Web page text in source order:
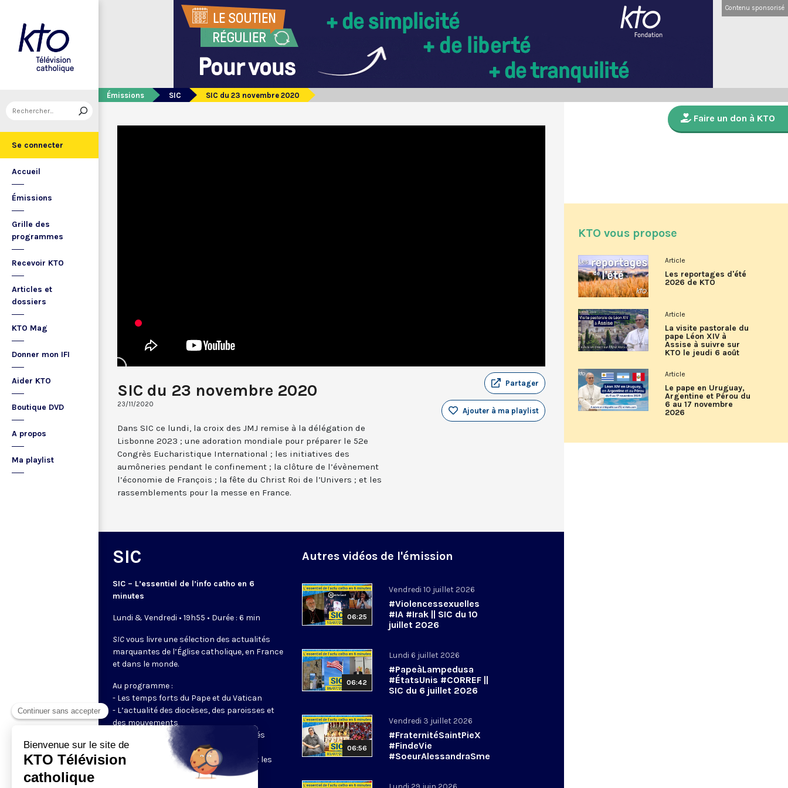
Se connecter
Accueil
Émissions
Grille des
programmes
Recevoir KTO
Articles et
dossiers
KTO Mag
Donner mon IFI
Aider KTO
Boutique DVD
A propos
Ma playlist
Contenu sponsorisé
Émissions SIC SIC du 23 novembre 2020
SIC du 23 novembre 2020
23/11/2020
Partager
Ajouter à ma playlist
Dans SIC ce lundi, la croix des JMJ remise à la délégation de
Lisbonne 2023 ; une adoration mondiale pour préparer le 52e
Congrès Eucharistique International ; les initiatives des
aumôneries pendant le confinement ; la clôture de l’évènement
l’économie de François ; la fête du Christ Roi de l’Univers ; et les
rassemblements pour la messe en France.
SIC
SIC – L’essentiel de l’info catho en 6
minutes
Lundi & Vendredi • 19h55 • Durée : 6 min
SICvous livre une sélection des actualités
marquantes de l’Église catholique, en France
et dans le monde.
Au programme :
- Les temps forts du Pape et du Vatican
- L’actualité des diocèses, des paroisses et
des mouvements
- Les initiatives des catholiques engagés
dans le monde
- Les grands événements ecclésiaux et les
enjeux du moment pour la société
Autres vidéos de l'émission
06:25
Vendredi 10 juillet 2026
#Violencessexuelles
#IA #Irak || SIC du 10
juillet 2026
06:42
Lundi 6 juillet 2026
#PapeàLampedusa
#ÉtatsUnis #CORREF ||
SIC du 6 juillet 2026
06:56
Vendredi 3 juillet 2026
#FraternitéSaintPieX
#FindeVie
#SoeurAlessandraSme
Faire un don à KTO
KTO vous propose
Article
Les reportages d'été
2026 de KTO
Article
La visite pastorale du
pape Léon XIV à
Assise à suivre sur
KTO le jeudi 6 août
Article
Le pape en Uruguay,
Argentine et Pérou du
6 au 17 novembre
2026